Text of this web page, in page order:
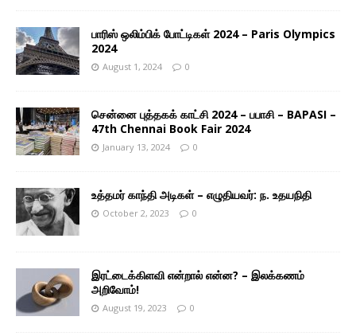
பாரிஸ் ஒலிம்பிக் போட்டிகள் 2024 – Paris Olympics
2024
August 1, 2024 0
சென்னை புத்தகக் காட்சி 2024 – பபாசி – BAPASI –
47th Chennai Book Fair 2024
January 13, 2024 0
உத்தமர் காந்தி அடிகள் – எழுதியவர்: ந. உதயநிதி
October 2, 2023 0
இரட்டைக்கிளவி என்றால் என்ன? – இலக்கணம்
அறிவோம்!
August 19, 2023 0